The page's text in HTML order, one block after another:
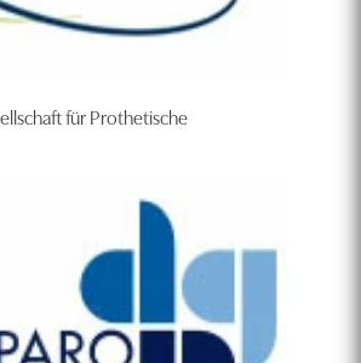
für Prothetische